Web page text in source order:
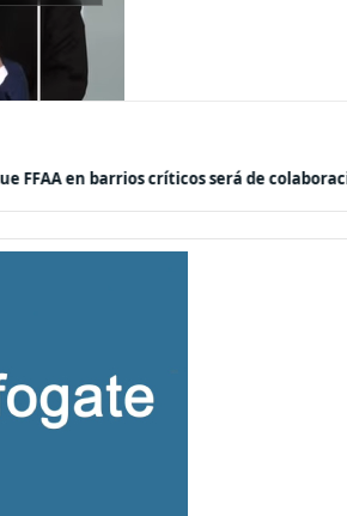
y no sustituye rol de policías en control del